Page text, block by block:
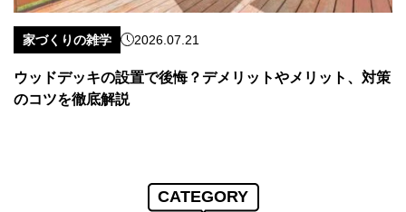
家づくりの雑学 2026.07.21
ウッドデッキの設置で後悔？デメリットやメリット、対策
のコツを徹底解説
CATEGORY